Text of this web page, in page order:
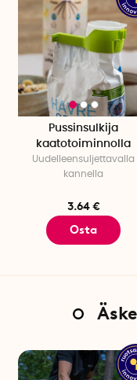
Pussinsulkija
kaatotoiminnolla
Uudelleensuljettavalla
kannella
3.64 €
Osta